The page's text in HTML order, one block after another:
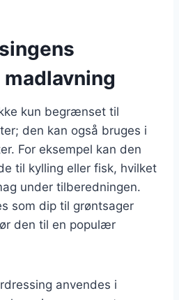
kun begrænset til
den kan også bruges i
For eksempel kan den
til kylling eller fisk, hvilket
under tilberedningen.
som dip til grøntsager
den til en populær
anvendes i